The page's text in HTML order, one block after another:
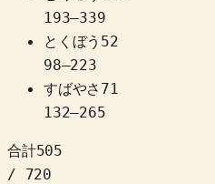
193–339
とくぼう 52
98–223
すばやさ 71
132–265
合計505
/ 720